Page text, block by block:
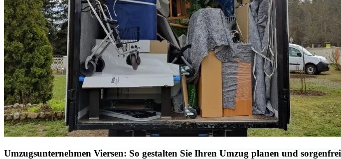
Umzugsunternehmen Viersen: So gestalten Sie Ihren Umzug planen und sorgenfrei